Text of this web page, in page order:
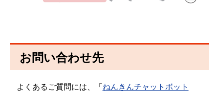
お問い合わせ先
よくあるご質問には、「 ねんきんチャットボット